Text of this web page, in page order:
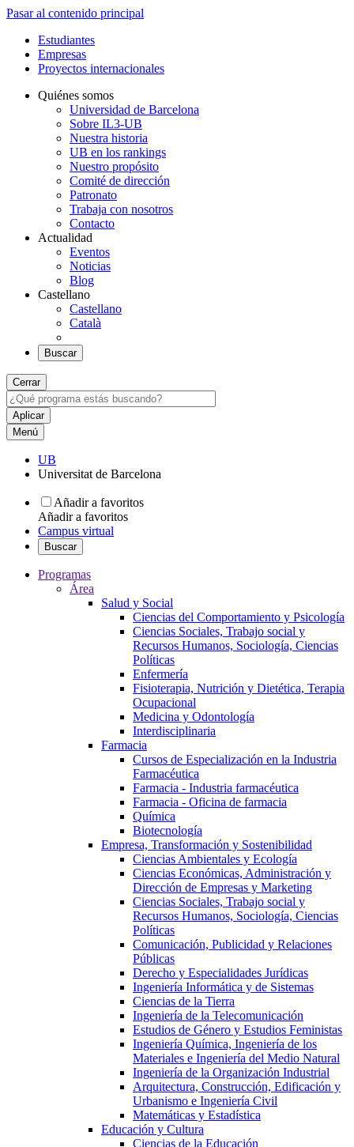
Pasar al contenido principal
Estudiantes
Empresas
Proyectos internacionales
Quiénes somos
Universidad de Barcelona
Sobre IL3-UB
Nuestra historia
UB en los rankings
Nuestro propósito
Comité de dirección
Patronato
Trabaja con nosotros
Contacto
Actualidad
Eventos
Noticias
Blog
Castellano
Castellano
Català
Buscar
Cerrar
Menú
UB
Universitat de Barcelona
Añadir a favoritos
Añadir a favoritos
Campus virtual
Buscar
Programas
Área
Salud y Social
Ciencias del Comportamiento y Psicología
Ciencias Sociales, Trabajo social y
Recursos Humanos, Sociología, Ciencias
Políticas
Enfermería
Fisioterapia, Nutrición y Dietética, Terapia
Ocupacional
Medicina y Odontología
Interdisciplinaria
Farmacia
Cursos de Especialización en la Industria
Farmacéutica
Farmacia - Industria farmacéutica
Farmacia - Oficina de farmacia
Química
Biotecnología
Empresa, Transformación y Sostenibilidad
Ciencias Ambientales y Ecología
Ciencias Económicas, Administración y
Dirección de Empresas y Marketing
Ciencias Sociales, Trabajo social y
Recursos Humanos, Sociología, Ciencias
Políticas
Comunicación, Publicidad y Relaciones
Públicas
Derecho y Especialidades Jurídicas
Ingeniería Informática y de Sistemas
Ciencias de la Tierra
Ingeniería de la Telecomunicación
Estudios de Género y Estudios Feministas
Ingeniería Química, Ingeniería de los
Materiales e Ingeniería del Medio Natural
Ingeniería de la Organización Industrial
Arquitectura, Construcción, Edificación y
Urbanismo e Ingeniería Civil
Matemáticas y Estadística
Educación y Cultura
Ciencias de la Educación